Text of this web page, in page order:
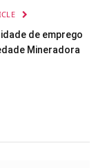
de emprego
Mineradora